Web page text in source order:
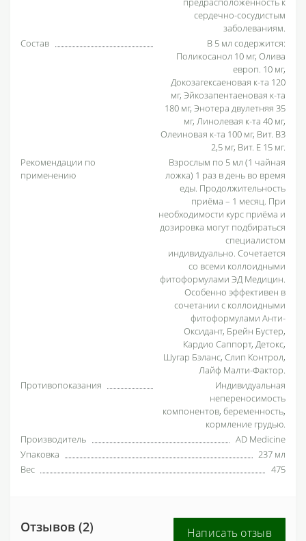
сердечно-сосудистым
заболеваниям.
Состав
В 5 мл содержится:
Поликосанол 10 мг, Олива
европ. 10 мг,
Докозагексаеновая к-та 120
мг, Эйкозапентаеновая к-та
180 мг, Энотера двулетняя 35
мг, Линолевая к-та 40 мг,
Олеиновая к-та 100 мг, Вит. B3
2,5 мг, Вит. Е 15 мг.
Рекомендации по
применению
Взрослым по 5 мл (1 чайная
ложка) 1 раз в день во время
еды. Продолжительность
приёма – 1 месяц. При
необходимости курс приёма и
дозировка могут подбираться
специалистом
индивидуально. Сочетается
со всеми коллоидными
фитоформулами ЭД Медицин.
Особенно эффективен в
сочетании с коллоидными
фитоформулами Анти-
Оксидант, Брейн Бустер,
Кардио Саппорт, Детокс,
Шугар Бэланс, Слип Контрол,
Лайф Малти-Фактор.
Противопоказания
Индивидуальная
непереносимость
компонентов, беременность,
кормление грудью.
Производитель
AD Medicine
Упаковка
237 мл
Вес
475
Отзывов (2) Написать отзыв